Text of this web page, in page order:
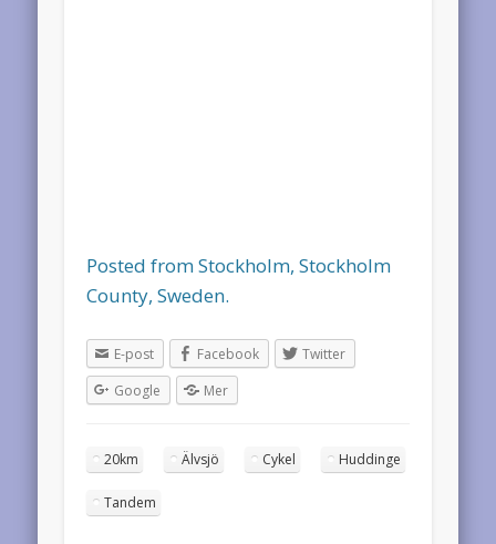
Posted from Stockholm, Stockholm
County, Sweden.
E-post Facebook
Twitter
Google
Mer
20km Älvsjö Cykel Huddinge
Tandem